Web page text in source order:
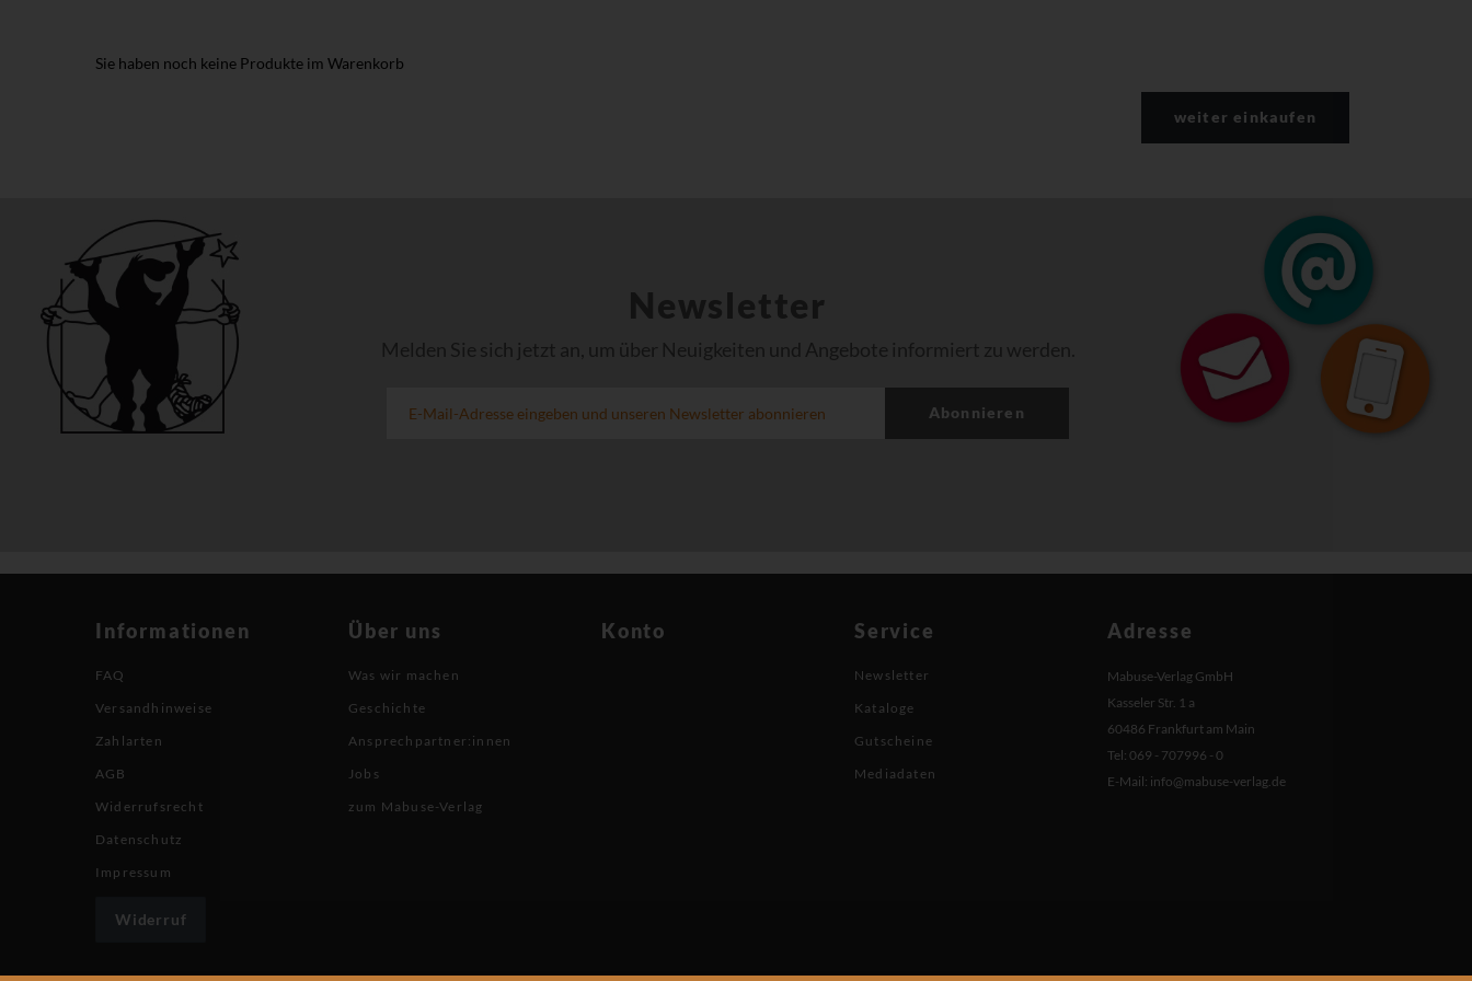
Sie haben noch keine Produkte im Warenkorb
weiter einkaufen
Newsletter
Melden Sie sich jetzt an, um über Neuigkeiten und Angebote informiert zu werden.
Abonnieren
Informationen
FAQ
Versandhinweise
Zahlarten
AGB
Widerrufsrecht
Datenschutz
Impressum
Widerruf
Über uns
Was wir machen
Geschichte
Ansprechpartner:innen
Jobs
zum Mabuse-Verlag
Konto Service
Newsletter
Kataloge
Gutscheine
Mediadaten
Adresse
Mabuse-Verlag GmbH
Kasseler Str. 1 a
60486 Frankfurt am Main
Tel: 069 - 707996 - 0
E-Mail: info@mabuse-verlag.de